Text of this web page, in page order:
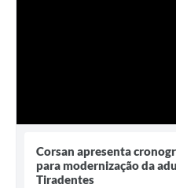
Corsan apresenta
para modernização da
Tiradentes